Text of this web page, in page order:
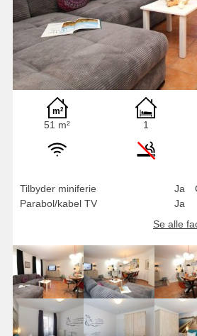
51 m² 1
Tilbyder miniferie
Ja
Parabol/kabel TV
Ja
Se alle